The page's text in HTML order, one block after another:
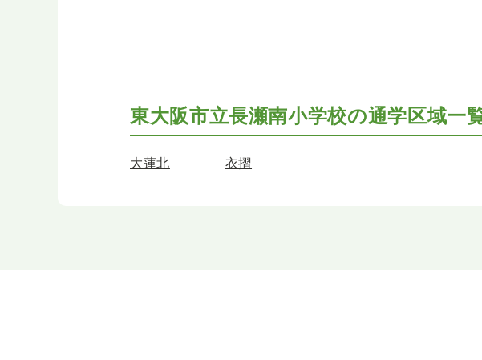
東大阪市立長瀬南小学校の通学区域一
大蓮北 衣摺